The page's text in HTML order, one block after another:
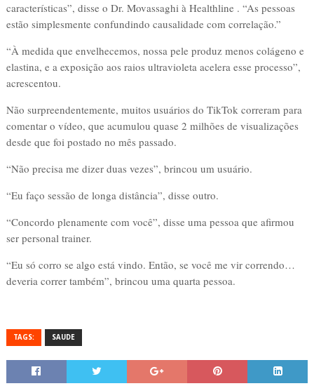
características”, disse o Dr. Movassaghi à Healthline . “As pessoas
estão simplesmente confundindo causalidade com correlação.”
“À medida que envelhecemos, nossa pele produz menos colágeno e
elastina, e a exposição aos raios ultravioleta acelera esse processo”,
acrescentou.
Não surpreendentemente, muitos usuários do TikTok correram para
comentar o vídeo, que acumulou quase 2 milhões de visualizações
desde que foi postado no mês passado.
“Não precisa me dizer duas vezes”, brincou um usuário.
“Eu faço sessão de longa distância”, disse outro.
“Concordo plenamente com você”, disse uma pessoa que afirmou
ser personal trainer.
“Eu só corro se algo está vindo. Então, se você me vir correndo…
deveria correr também”, brincou uma quarta pessoa.
TAGS: SAUDE